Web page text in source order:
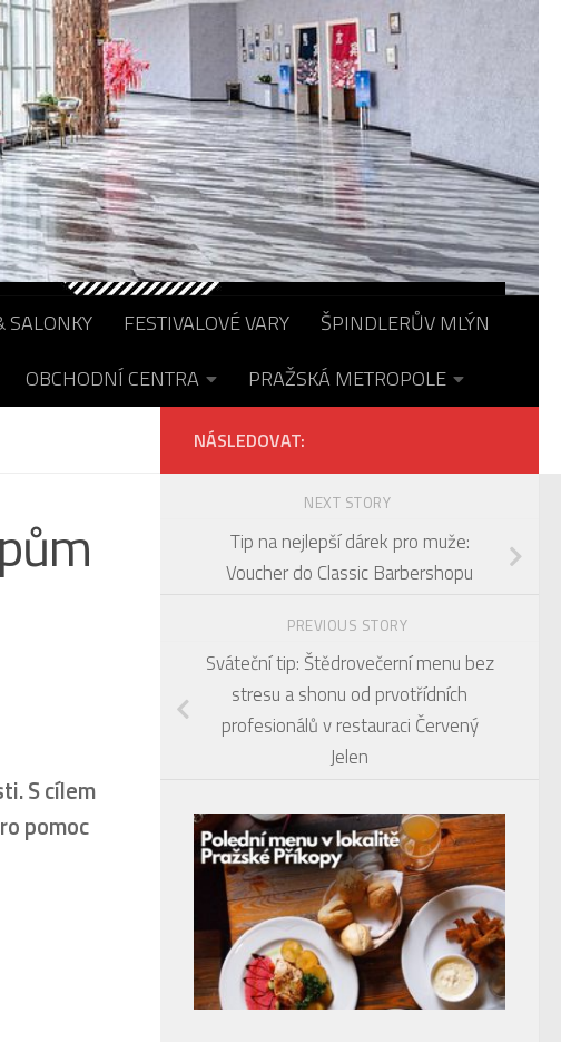
SALONKY FESTIVALOVÉ VARY
ŠPINDLERŮV MLÝN
OBCHODNÍ CENTRA PRAŽSKÁ METROPOLE
S cílem
pomoc
NÁSLEDOVAT:
NEXT STORY
Tip na nejlepší dárek pro muže:
Voucher do Classic Barbershopu
PREVIOUS STORY
Sváteční tip: Štědrovečerní menu bez
stresu a shonu od prvotřídních
profesionálů v restauraci Červený
Jelen